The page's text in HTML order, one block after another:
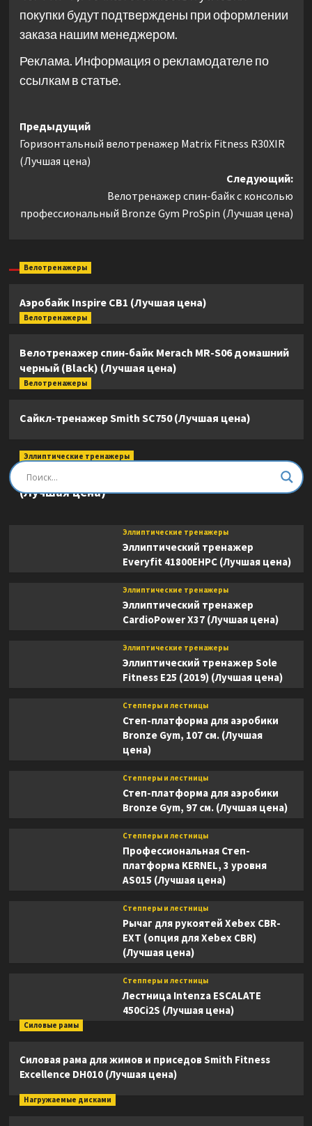
покупки будут подтверждены при оформлении
заказа нашим менеджером.
Реклама. Информация о рекламодателе по
ссылкам в статье.
Навигация
записи
Предыдущий
Горизонтальный велотренажер Matrix Fitness R30XIR
(Лучшая цена)
Следующий:
Велотренажер спин-байк с консолью
профессиональный Bronze Gym ProSpin (Лучшая цена)
Велотренажеры
Аэробайк Inspire CB1 (Лучшая цена)
Велотренажеры
Велотренажер спин-байк Merach MR-S06 домашний
черный (Black) (Лучшая цена)
Велотренажеры
Сайкл-тренажер Smith SC750 (Лучшая цена)
Эллиптические тренажеры
Эллиптический тренажер DFC E8745T
(Лучшая цена)
Эллиптические тренажеры
Эллиптический тренажер
Everyfit 41800EHPC (Лучшая цена)
Эллиптические тренажеры
Эллиптический тренажер
CardioPower X37 (Лучшая цена)
Эллиптические тренажеры
Эллиптический тренажер Sole
Fitness E25 (2019) (Лучшая цена)
Степперы и лестницы
Степ-платформа для аэробики
Bronze Gym, 107 см. (Лучшая
цена)
Степперы и лестницы
Степ-платформа для аэробики
Bronze Gym, 97 см. (Лучшая цена)
Степперы и лестницы
Профессиональная Степ-
платформа KERNEL, 3 уровня
AS015 (Лучшая цена)
Степперы и лестницы
Рычаг для рукоятей Xebex CBR-
EXT (опция для Xebex CBR)
(Лучшая цена)
Степперы и лестницы
Лестница Intenza ESCALATE
450Ci2S (Лучшая цена)
Силовые рамы
Силовая рама для жимов и приседов Smith Fitness
Excellence DH010 (Лучшая цена)
Нагружаемые дисками